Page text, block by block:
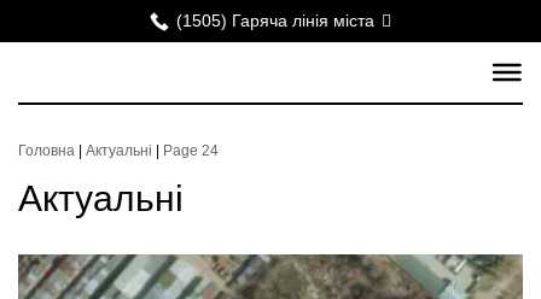
(1505) Гаряча лінія міста
Головна Актуальні Page 24
Актуальні